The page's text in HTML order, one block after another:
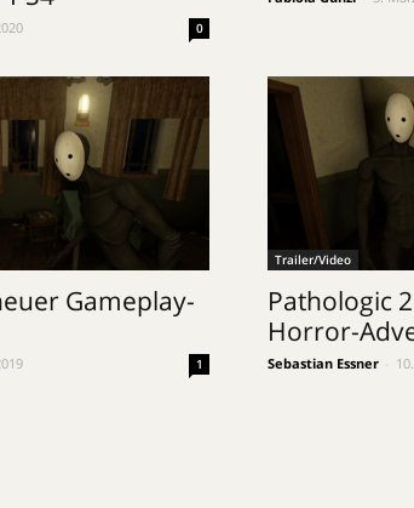
0
Gameplay-
1
Trailer/Video
Pathologic
Horror-
Sebastian Essner